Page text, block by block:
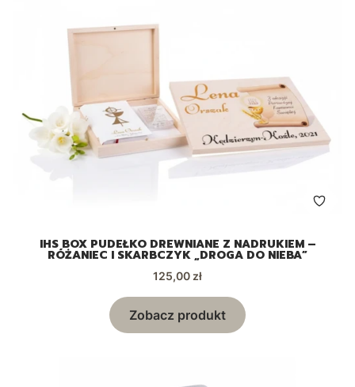
IHS BOX PUDEŁKO DREWNIANE Z NADRUKIEM –
RÓŻANIEC I SKARBCZYK „DROGA DO NIEBA”
Cena
125,00 zł
Zobacz produkt